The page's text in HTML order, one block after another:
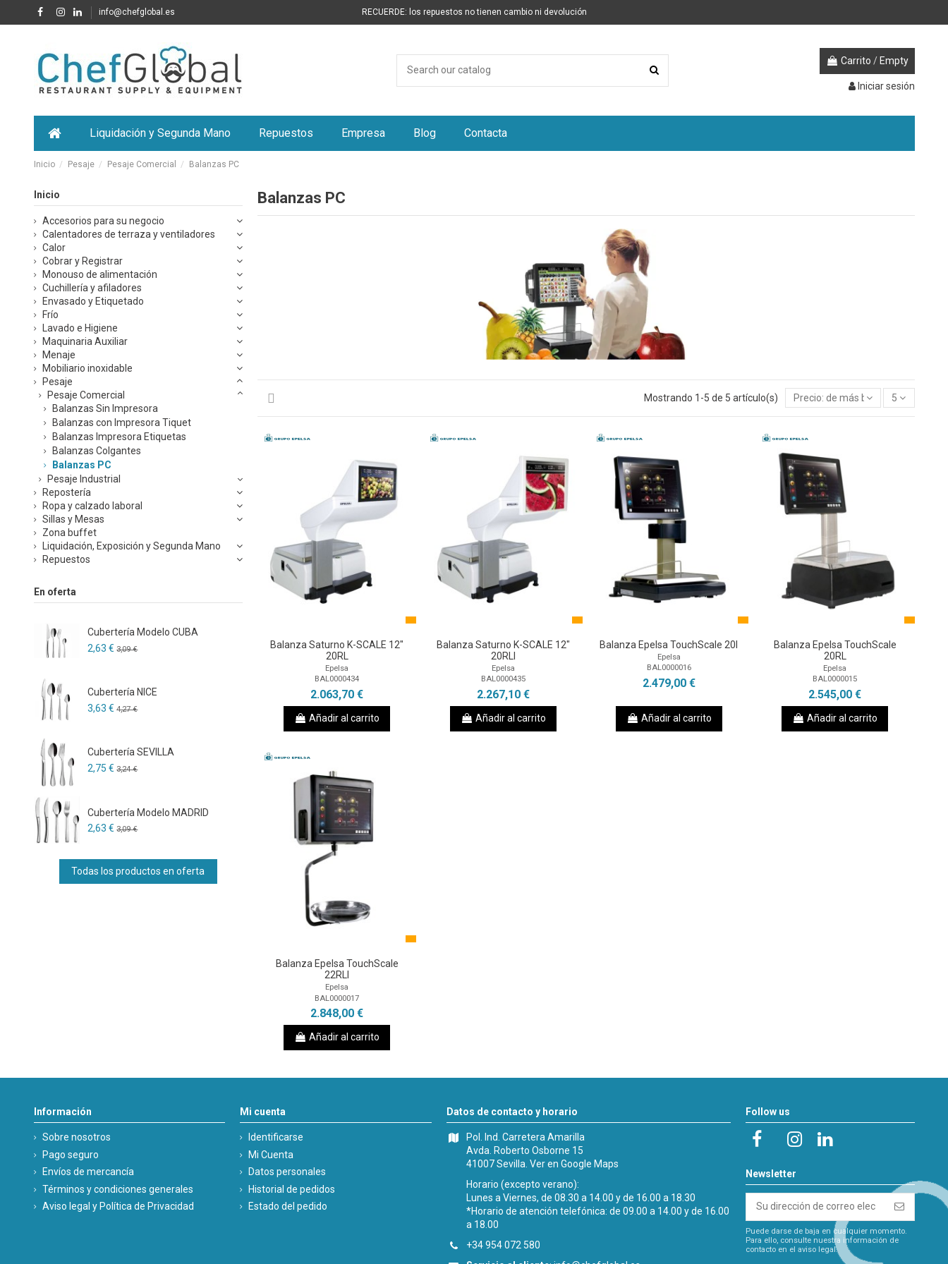
info@chefglobal.es RECUERDE: los repuestos no tienen cambio ni devolución
Carrito / Empty
Iniciar sesión
Liquidación y Segunda Mano Repuestos Empresa Blog Contacta
Inicio Pesaje Pesaje Comercial Balanzas PC
Balanzas PC
Mostrando 1-5 de 5 artículo(s) Precio: de más bajo a más alto
5
Balanza Saturno K-SCALE 12"
20RL
Epelsa
BAL0000434
2.063,70 €
Añadir al carrito
Balanza Saturno K-SCALE 12"
20RLI
Epelsa
BAL0000435
2.267,10 €
Añadir al carrito
Balanza Epelsa TouchScale 20I
Epelsa
BAL0000016
2.479,00 €
Añadir al carrito
Balanza Epelsa TouchScale
20RL
Epelsa
BAL0000015
2.545,00 €
Añadir al carrito
Balanza Epelsa TouchScale
22RLI
Epelsa
BAL0000017
2.848,00 €
Añadir al carrito
Inicio
Accesorios para su negocio
Calentadores de terraza y ventiladores
Calor
Cobrar y Registrar
Monouso de alimentación
Cuchillería y afiladores
Envasado y Etiquetado
Frío
Lavado e Higiene
Maquinaria Auxiliar
Menaje
Mobiliario inoxidable
Pesaje
Pesaje Comercial
Balanzas Sin Impresora
Balanzas con Impresora Tiquet
Balanzas Impresora Etiquetas
Balanzas Colgantes
Balanzas PC
Pesaje Industrial
Repostería
Ropa y calzado laboral
Sillas y Mesas
Zona buffet
Liquidación, Exposición y Segunda Mano
Repuestos
En oferta
Cubertería Modelo CUBA
2,63 € 3,09 €
Cubertería NICE
3,63 € 4,27 €
Cubertería SEVILLA
2,75 € 3,24 €
Cubertería Modelo MADRID
2,63 € 3,09 €
Todas los productos en oferta
Información
Sobre nosotros
Pago seguro
Envíos de mercancía
Términos y condiciones generales
Aviso legal y Política de Privacidad
Mi cuenta
Identificarse
Mi Cuenta
Datos personales
Historial de pedidos
Estado del pedido
Datos de contacto y horario
Pol. Ind. Carretera Amarilla
Avda. Roberto Osborne 15
41007 Sevilla.Ver en Google Maps
Horario (excepto verano):
Lunes a Viernes, de 08.30 a 14.00 y de 16.00 a 18.30
*Horario de atención telefónica: de 09.00 a 14.00 y de 16.00
a 18.00
+34 954 072 580
Follow us
Newsletter
Puede darse de baja en cualquier momento.
Para ello, consulte nuestra información de
contacto en el aviso legal.